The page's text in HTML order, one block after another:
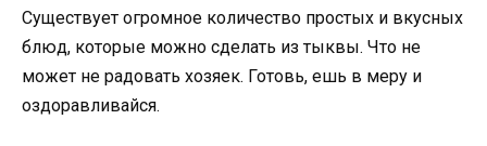
Существует огромное количество простых и вкусных
блюд, которые можно сделать из тыквы. Что не
может не радовать хозяек. Готовь, ешь в меру и
оздоравливайся.